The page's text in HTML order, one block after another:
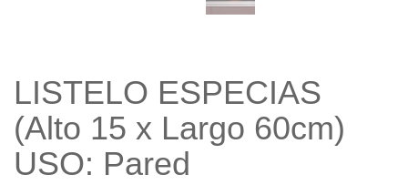
LISTELO ESPECIAS
(Alto 15 x Largo 60cm)
USO: Pared